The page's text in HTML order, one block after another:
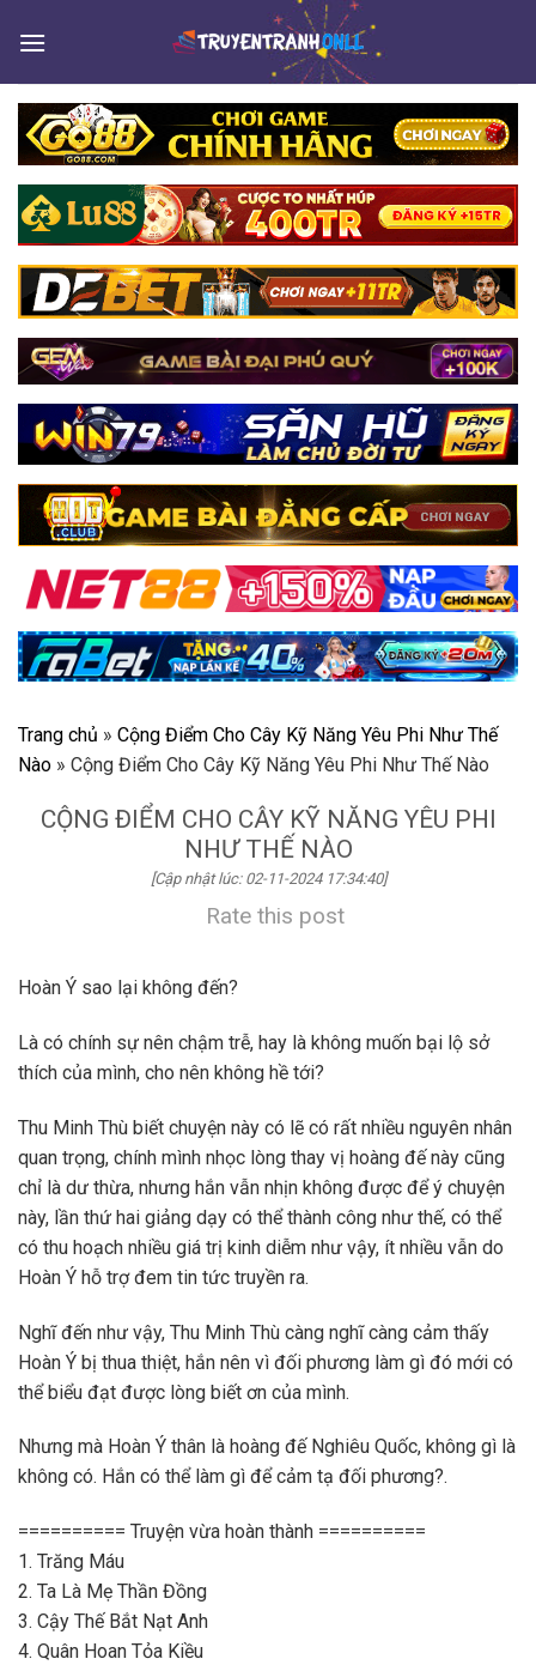
Trang chủ » Cộng Điểm Cho Cây Kỹ Năng Yêu Phi Như Thế
Nào » Cộng Điểm Cho Cây Kỹ Năng Yêu Phi Như Thế Nào
CỘNG ĐIỂM CHO CÂY KỸ NĂNG YÊU PHI
NHƯ THẾ NÀO
[Cập nhật lúc: 02-11-2024 17:34:40]
Rate this post
Hoàn Ý sao lại không đến?
Là có chính sự nên chậm trễ, hay là không muốn bại lộ sở
thích của mình, cho nên không hề tới?
Thu Minh Thù biết chuyện này có lẽ có rất nhiều nguyên nhân
quan trọng, chính mình nhọc lòng thay vị hoàng đế này cũng
chỉ là dư thừa, nhưng hắn vẫn nhịn không được để ý chuyện
này, lần thứ hai giảng dạy có thể thành công như thế, có thể
có thu hoạch nhiều giá trị kinh diễm như vậy, ít nhiều vẫn do
Hoàn Ý hỗ trợ đem tin tức truyền ra.
Nghĩ đến như vậy, Thu Minh Thù càng nghĩ càng cảm thấy
Hoàn Ý bị thua thiệt, hắn nên vì đối phương làm gì đó mới có
thể biểu đạt được lòng biết ơn của mình.
Nhưng mà Hoàn Ý thân là hoàng đế Nghiêu Quốc, không gì là
không có. Hắn có thể làm gì để cảm tạ đối phương?.
========== Truyện vừa hoàn thành ==========
1. Trăng Máu
2. Ta Là Mẹ Thần Đồng
3. Cậy Thế Bắt Nạt Anh
4. Quân Hoan Tỏa Kiều